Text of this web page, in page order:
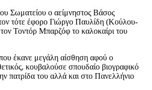
Σωματείου ο αείμνηστος Βάσος
τότε έφορο Γιώργο Παυλίδη (Κούλου-
Τοντόρ Μπαρζόφ το καλοκαίρι του
έκανε μεγάλη αίσθηση αφού ο
κουβαλούσε σπουδαίο βιογραφικό
πατρίδα του αλλά και στο Πανελλήνιο